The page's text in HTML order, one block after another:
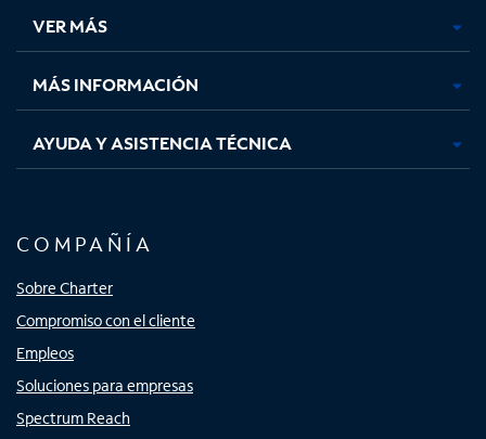
pestaña
nueva
pestaña
nueva
pestaña
nuevanueva
VER MÁS
MÁS INFORMACIÓN
AYUDA Y ASISTENCIA TÉCNICA
COMPAÑÍA
Sobre Charter
Compromiso con el cliente
Empleos
Soluciones para empresas
Spectrum Reach